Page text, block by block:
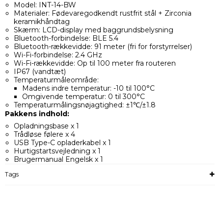
Model: INT-14-BW
Materialer: Fødevaregodkendt rustfrit stål + Zirconia
keramikhåndtag
Skærm: LCD-display med baggrundsbelysning
Bluetooth-forbindelse: BLE 5.4
Bluetooth-rækkevidde: 91 meter (fri for forstyrrelser)
Wi-Fi-forbindelse: 2.4 GHz
Wi-Fi-rækkevidde: Op til 100 meter fra routeren
IP67 (vandtæt)
Temperaturmåleområde:
Madens indre temperatur: -10 til 100°C
Omgivende temperatur: 0 til 300°C
Temperaturmålingsnøjagtighed: ±1℃/±1.8
Pakkens indhold:
Opladningsbase x 1
Trådløse følere x 4
USB Type-C opladerkabel x 1
Hurtigstartsvejledning x 1
Brugermanual Engelsk x 1
Tags